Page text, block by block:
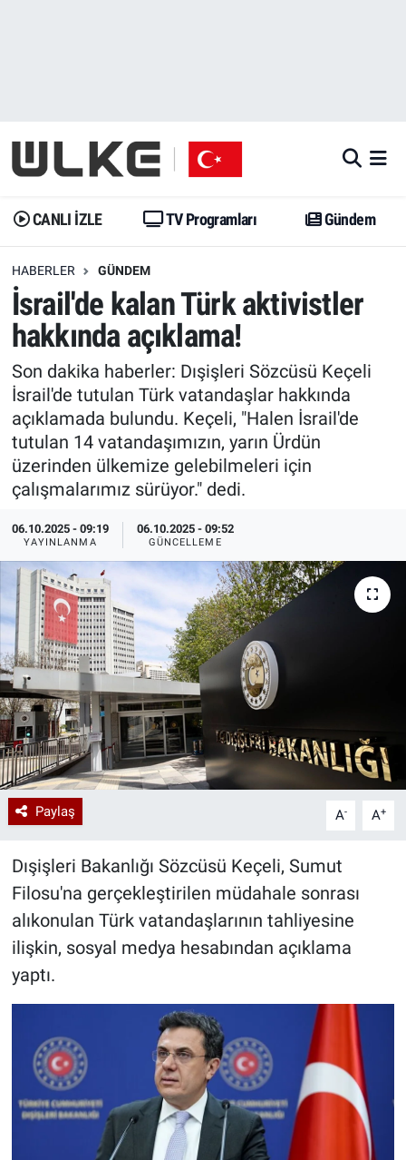
CANLI İZLE TV Programları Gündem
HABERLER GÜNDEM
İsrail'de kalan Türk aktivistler
hakkında açıklama!
Son dakika haberler: Dışişleri Sözcüsü Keçeli
İsrail'de tutulan Türk vatandaşlar hakkında
açıklamada bulundu. Keçeli, "Halen İsrail'de
tutulan 14 vatandaşımızın, yarın Ürdün
üzerinden ülkemize gelebilmeleri için
çalışmalarımız sürüyor." dedi.
06.10.2025 - 09:19
YAYINLANMA
06.10.2025 - 09:52
GÜNCELLEME
Paylaş A- A+
Dışişleri Bakanlığı Sözcüsü Keçeli, Sumut
Filosu'na gerçekleştirilen müdahale sonrası
alıkonulan Türk vatandaşlarının tahliyesine
ilişkin, sosyal medya hesabından açıklama
yaptı.
Gündem
Dünya
Erişim Bilgileri
Ekonomi
Trend
Özel Haberler
Yazarlar
Gündem
Trend
Erişim Bilgileri
Spor
Ekonomi
Dünya
Medya
Özel Haberler
Kadın
Erişim Bilgileri
Sağlık
Teknoloji
Ramazan
İstanbul Namaz Vakitleri
Trafik Durumu
Erişim Bilgileri
Tüm Manşetler
Son Dakika Haberleri
Haber Arşivi